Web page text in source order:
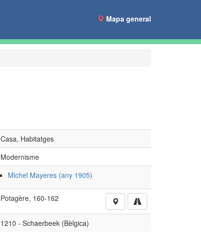
Mapa general
Casa, Habitatges
Modernisme
Michel Mayeres (any 1905)
Potagère, 160-162
1210 - Schaerbeek (Bèlgica)